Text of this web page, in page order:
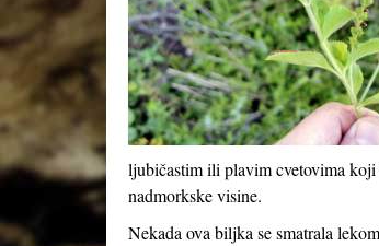
ljubičastim ili plavim cvetovima koji
nadmorkske visine.
Nekada ova biljka se smatrala